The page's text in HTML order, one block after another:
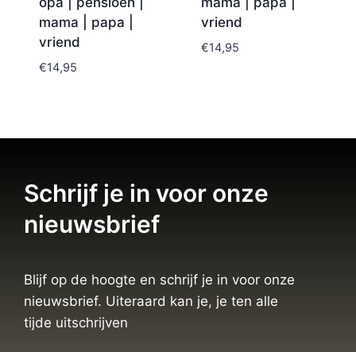
mama | papa |
vriend
€14,95
vriend
€14,95
Schrijf je in voor onze
nieuwsbrief
Blijf op de hoogte en schrijf je in voor onze
nieuwsbrief. Uiteraard kan je, je ten alle
tijde uitschrijven